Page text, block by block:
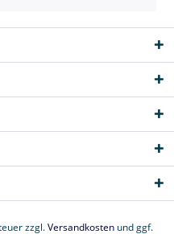
zzgl.Versandkosten und ggf.